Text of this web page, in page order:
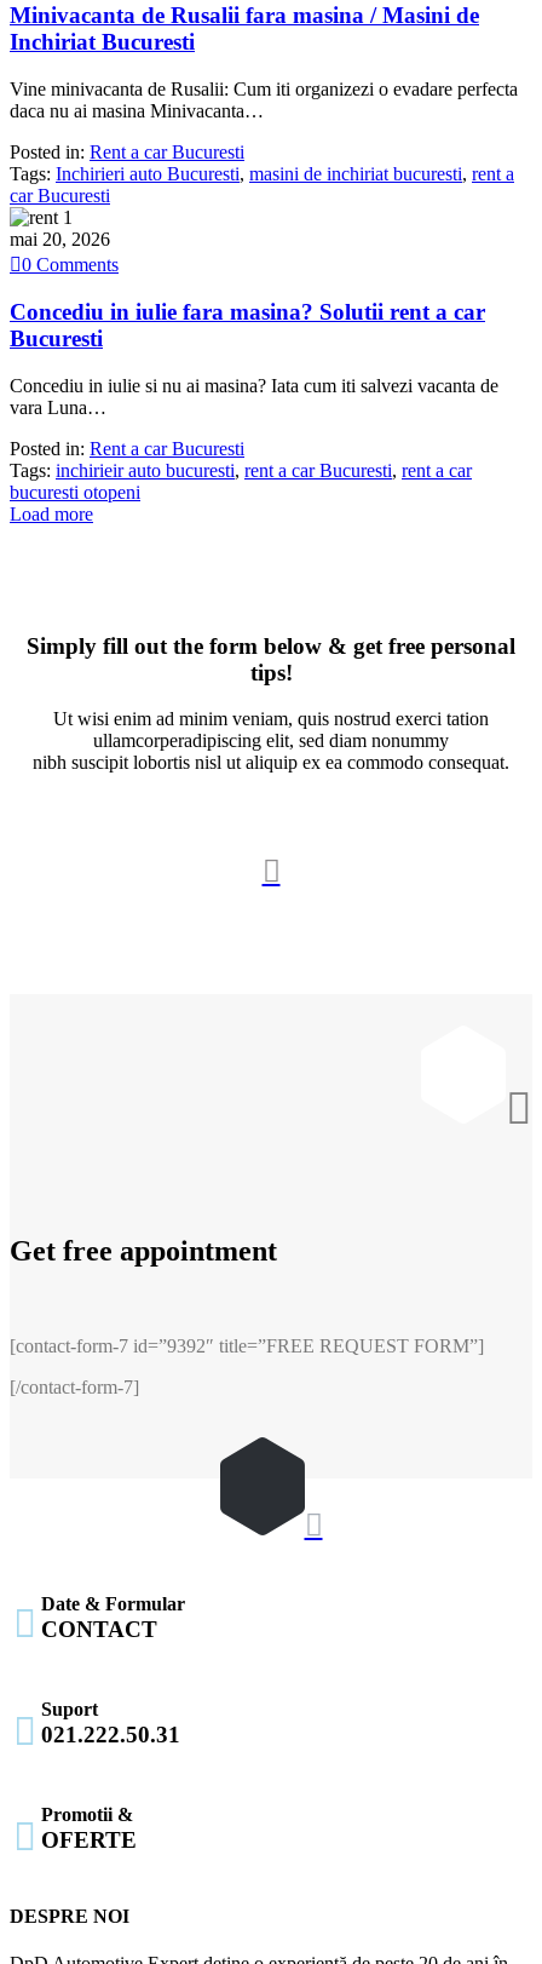
Minivacanta de Rusalii fara masina / Masini de
Inchiriat Bucuresti
Vine minivacanta de Rusalii: Cum iti organizezi o evadare perfecta
daca nu ai masina Minivacanta…
Posted in: Rent a car Bucuresti
Tags: Inchirieri auto Bucuresti, masini de inchiriat bucuresti, rent a
car Bucuresti
mai 20, 2026
0 Comments
Concediu in iulie fara masina? Solutii rent a car
Bucuresti
Concediu in iulie si nu ai masina? Iata cum iti salvezi vacanta de
vara Luna…
Posted in: Rent a car Bucuresti
Tags: inchirieir auto bucuresti, rent a car Bucuresti, rent a car
bucuresti otopeni
Load more
Simply fill out the form below & get free personal
tips!
Ut wisi enim ad minim veniam, quis nostrud exerci tation
ullamcorperadipiscing elit, sed diam nonummy
nibh suscipit lobortis nisl ut aliquip ex ea commodo consequat.


Get free appointment
[contact-form-7 id=”9392″ title=”FREE REQUEST FORM”]
[/contact-form-7]

 Date & Formular
CONTACT

Suport
021.222.50.31

Promotii &
OFERTE
DESPRE NOI